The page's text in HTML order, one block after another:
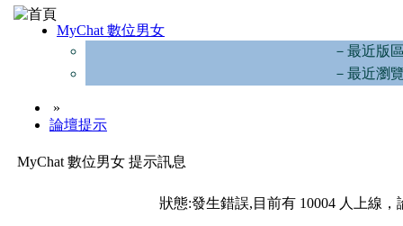
MyChat 數位男女
－最近版
－最近瀏
»
論壇提示
MyChat 數位男女 提示訊息
狀態:發生錯誤,目前有 10004 人上線